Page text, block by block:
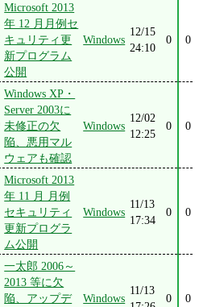
Microsoft 2013
年 12 月月例セ
キュリティ更
新プログラム
公開
Windows
12/15
24:10
0 0
Windows XP・
Server 2003に
未修正の欠
陥、悪用マル
ウェアも確認
Windows
12/02
12:25
0 0
Microsoft 2013
年 11 月 月例
セキュリティ
更新プログラ
ム公開
Windows
11/13
17:34
0 0
一太郎 2006～
2013 等に欠
陥、アップデ
Windows
11/13
0 0